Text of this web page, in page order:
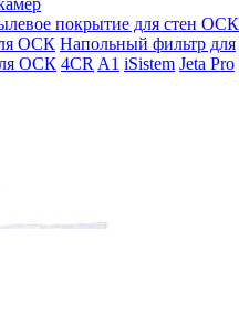
покрытие для стен ОСК
ОСК Напольный фильтр для
ОСК 4CR A1 iSistem Jeta Pro